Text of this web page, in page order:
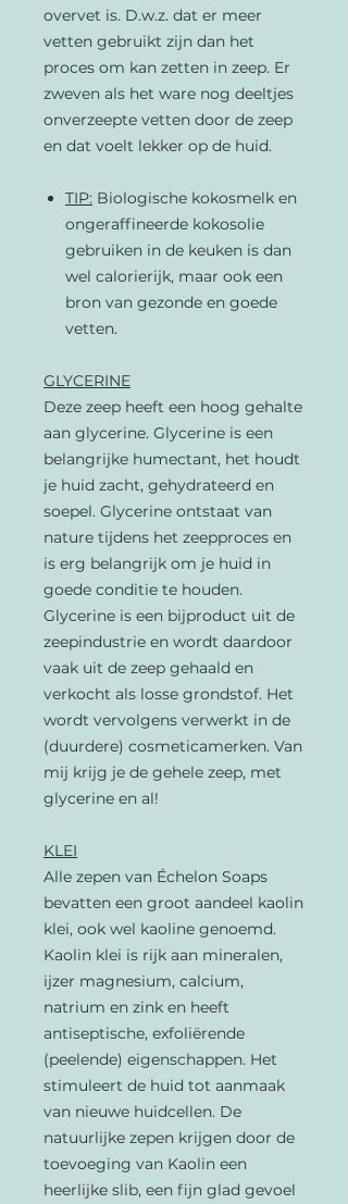
overvet is. D.w.z. dat er meer
vetten gebruikt zijn dan het
proces om kan zetten in zeep. Er
zweven als het ware nog deeltjes
onverzeepte vetten door de zeep
en dat voelt lekker op de huid.
TIP: Biologische kokosmelk en
ongeraffineerde kokosolie
gebruiken in de keuken is dan
wel calorierijk, maar ook een
bron van gezonde en goede
vetten.
GLYCERINE
Deze zeep heeft een hoog gehalte
aan glycerine. Glycerine is een
belangrijke humectant, het houdt
je huid zacht, gehydrateerd en
soepel. Glycerine ontstaat van
nature tijdens het zeepproces en
is erg belangrijk om je huid in
goede conditie te houden.
Glycerine is een bijproduct uit de
zeepindustrie en wordt daardoor
vaak uit de zeep gehaald en
verkocht als losse grondstof. Het
wordt vervolgens verwerkt in de
(duurdere) cosmeticamerken. Van
mij krijg je de gehele zeep, met
glycerine en al!
KLEI
Alle zepen van Échelon Soaps
bevatten een groot aandeel kaolin
klei, ook wel kaoline genoemd.
Kaolin klei is rijk aan mineralen,
ijzer magnesium, calcium,
natrium en zink en heeft
antiseptische, exfoliërende
(peelende) eigenschappen. Het
stimuleert de huid tot aanmaak
van nieuwe huidcellen. De
natuurlijke zepen krijgen door de
toevoeging van Kaolin een
heerlijke slib, een fijn glad gevoel